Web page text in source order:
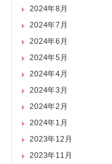
2024年8月
2024年7月
2024年6月
2024年5月
2024年4月
2024年3月
2024年2月
2024年1月
2023年12月
2023年11月